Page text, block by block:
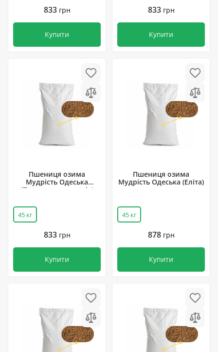
833 грн
Купити
833 грн
Купити
Пшениця озима
Мудрість Одеська
(Перша репродукція)
45 кг
833 грн
Купити
Пшениця озима
Мудрість Одеська (Еліта)
45 кг
878 грн
Купити